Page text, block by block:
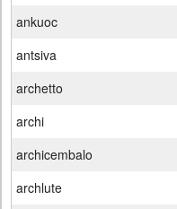
ankuoc
antsiva
archetto
archi
archicembalo
archlute